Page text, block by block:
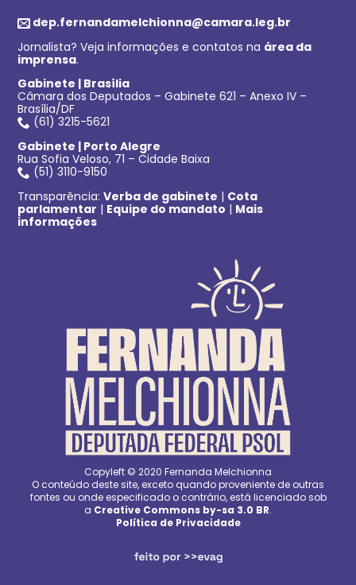
dep.fernandamelchionna@camara.leg.br
Jornalista? Veja informações e contatos na área da
imprensa.
Gabinete | Brasília
Câmara dos Deputados – Gabinete 621 – Anexo IV –
Brasília/DF
(61) 3215-5621
Gabinete | Porto Alegre
Rua Sofia Veloso, 71 – Cidade Baixa
(51) 3110-9150
Transparência:Verba de gabinete | Cota
parlamentar | Equipe do mandato | Mais
informações
Copyleft © 2020 Fernanda Melchionna
O conteúdo deste site, exceto quando proveniente de outras
fontes ou onde especificado o contrário, está licenciado sob
a Creative Commons by-sa 3.0 BR.
Política de Privacidade